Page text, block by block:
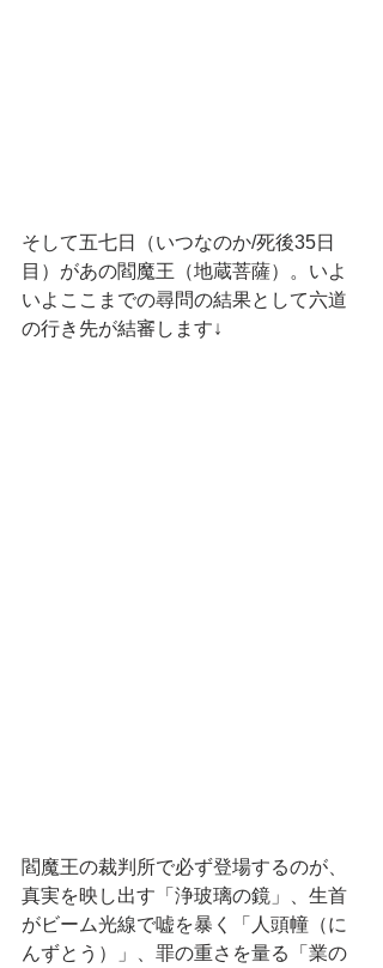
そして五七日（いつなのか/死後35日
目）があの閻魔王（地蔵菩薩）。いよ
いよここまでの尋問の結果として六道
の行き先が結審します↓
閻魔王の裁判所で必ず登場するのが、
真実を映し出す「浄玻璃の鏡」、生首
がビーム光線で嘘を暴く「人頭幢（に
んずとう）」、罪の重さを量る「業の